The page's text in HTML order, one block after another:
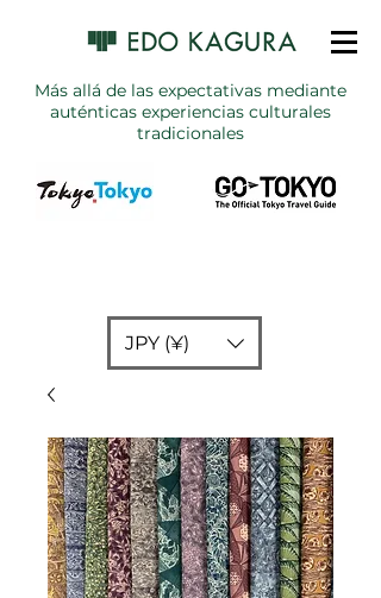
Más allá de las expectativas mediante
auténticas experiencias culturales
tradicionales
JPY (¥)